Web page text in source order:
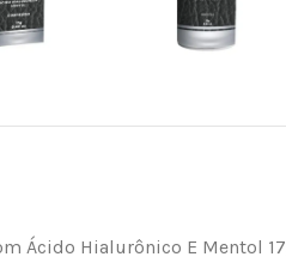
Ácido Hialurônico E Mentol